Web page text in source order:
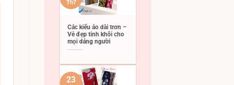
Các kiểu áo dài trơn –
Vẻ đẹp tinh khôi cho
mọi dáng người
Th7
23